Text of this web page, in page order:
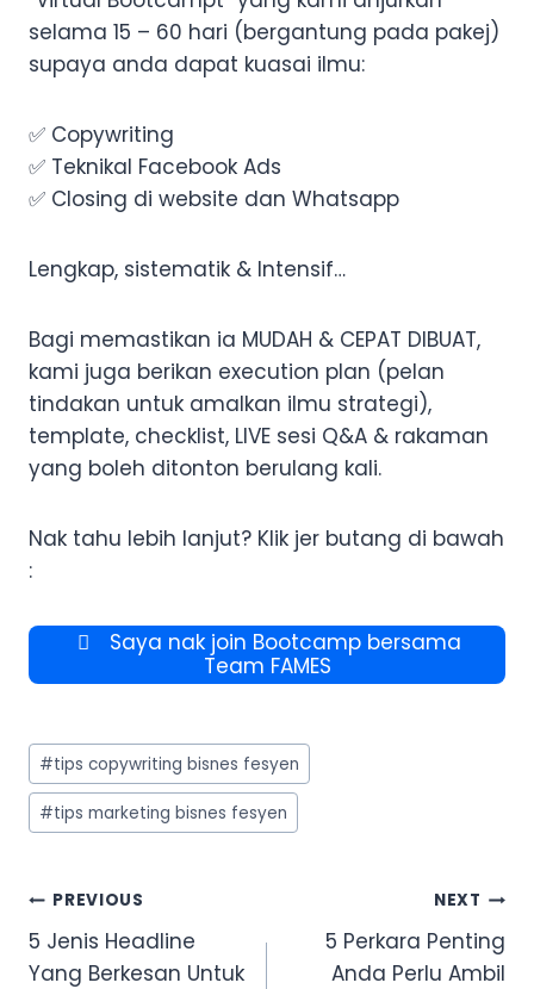
selama 15 – 60 hari (bergantung pada pakej)
supaya anda dapat kuasai ilmu:
✅ Copywriting
✅ Teknikal Facebook Ads
✅ Closing di website dan Whatsapp
Lengkap, sistematik & Intensif…
Bagi memastikan ia MUDAH & CEPAT DIBUAT,
kami juga berikan execution plan (pelan
tindakan untuk amalkan ilmu strategi),
template, checklist, LIVE sesi Q&A & rakaman
yang boleh ditonton berulang kali.
Nak tahu lebih lanjut? Klik jer butang di bawah
:
Saya nak join Bootcamp bersama
Team FAMES
Post
Tags:
#tips copywriting bisnes fesyen
#tips marketing bisnes fesyen
Post
navigation
PREVIOUS
5 Jenis Headline
Yang Berkesan Untuk
NEXT
5 Perkara Penting
Anda Perlu Ambil